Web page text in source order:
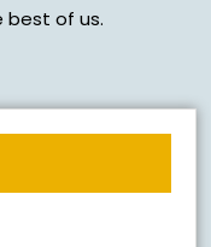
best of us.